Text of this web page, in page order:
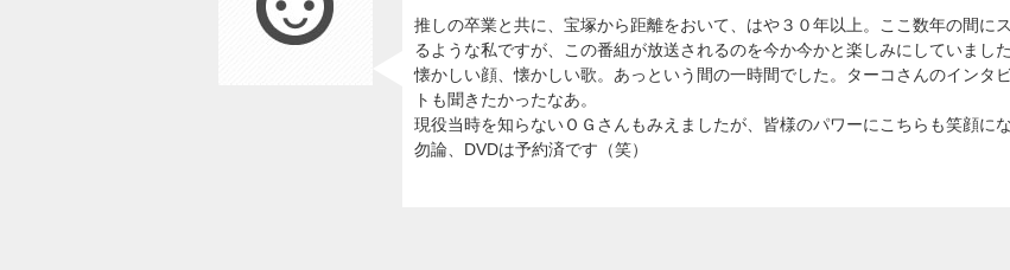
推しの卒業と共に、宝塚から距離をおいて、はや３０年以上。ここ数年の間に
るような私ですが、この番組が放送されるのを今か今かと楽しみにしていました
懐かしい顔、懐かしい歌。あっという間の一時間でした。ターコさんのインタ
トも聞きたかったなあ。
現役当時を知らないＯＧさんもみえましたが、皆様のパワーにこちらも笑顔に
勿論、DVDは予約済です（笑）